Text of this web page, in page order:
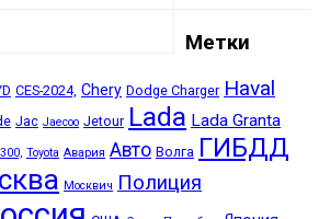
Метки
CES-2024, Chery Dodge Charger Haval
Jac Jaecoo Jetour Lada Lada Granta
Toyota Авария Авто Волга ГИБДД
Москвич Полиция